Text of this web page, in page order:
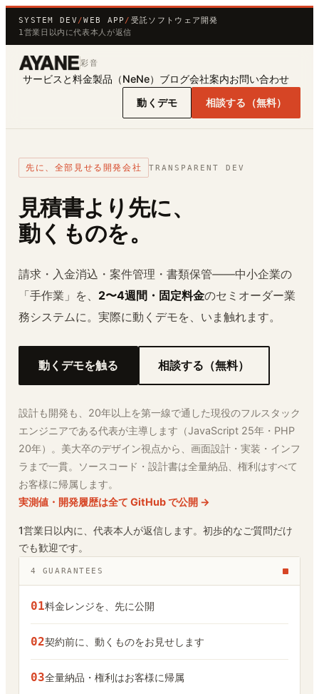
SYSTEM DEV/WEB APP / 受託ソフトウェア開発
1営業日以内に代表本人が返信
彩音
サービスと料金製品（NeNe） ブログ会社案内お問い合わせ
動くデモ 相談する（無料）
先に、全部見せる開発会社 TRANSPARENT DEV
見積書より先に、
動くものを。
請求・入金消込・案件管理・書類保管——中小企業の
「手作業」を、 2〜4週間・固定料金のセミオーダー業
務システムに。実際に動くデモを、いま触れます。
動くデモを触る 相談する（無料）
設計も開発も、20年以上を第一線で通した現役のフルスタック
エンジニアである代表が主導します（JavaScript 25年・PHP
20年）。美大卒のデザイン視点から、画面設計・実装・インフ
ラまで一貫。ソースコード・設計書は全量納品、権利はすべて
お客様に帰属します。
実測値・開発履歴は全て GitHub で公開 →
1営業日以内に、代表本人が返信します。初歩的なご質問だけ
でも歓迎です。
4 GUARANTEES
01料金レンジを、先に公開
02契約前に、動くものをお見せします
03全量納品・権利はお客様に帰属